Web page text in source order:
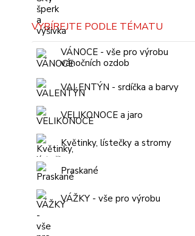
VYBÍREJTE PODLE TÉMATU
VÁNOCE - vše pro výrobu
vánočních ozdob
VALENTÝN - srdíčka a barvy
VELIKONOCE a jaro
Květinky, lístečky a stromy
Praskané
VÁŽKY - vše pro výrobu